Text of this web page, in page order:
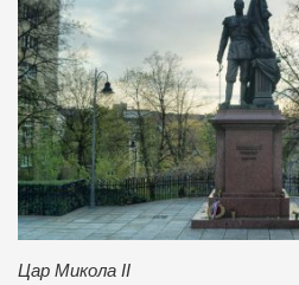
Цар Микола ІІ